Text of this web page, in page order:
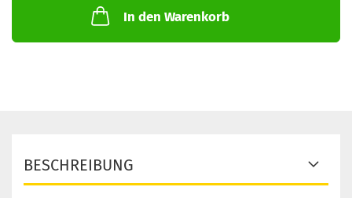
In den Warenkorb
BESCHREIBUNG